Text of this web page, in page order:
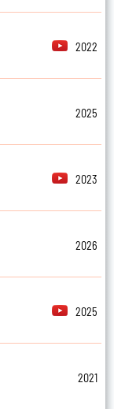
2022
2025
2023
2026
2025
2021